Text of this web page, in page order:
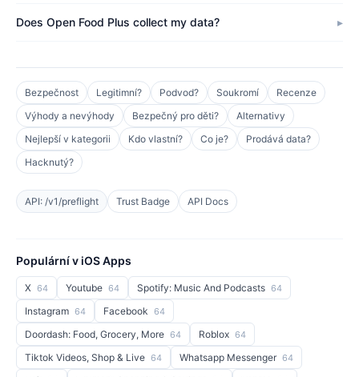
Does Open Food Plus collect my data?
Bezpečnost Legitimní? Podvod? Soukromí
Recenze
Výhody a nevýhody
Bezpečný pro děti?
Alternativy
Nejlepší v kategorii
Kdo vlastní? Co je?
Prodává data?
Hacknutý?
API: /v1/preflight Trust Badge API Docs
Populární v iOS Apps
X 64 Youtube 64 Spotify: Music And Podcasts 64
Instagram 64 Facebook 64
Doordash: Food, Grocery, More 64 Roblox 64
Tiktok Videos, Shop & Live 64 Whatsapp Messenger 64